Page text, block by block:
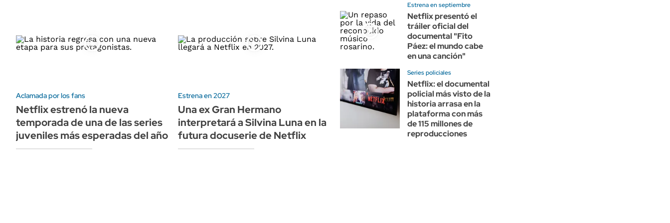
Aclamada por los fans
Netflix estrenó la nueva
temporada de una de las series
juveniles más esperadas del año
Estrena en 2027
Una ex Gran Hermano
interpretará a Silvina Luna en la
futura docuserie de Netflix
Estrena en septiembre
Netflix presentó el
tráiler oficial del
documental "Fito
Páez: el mundo cabe
en una canción"
Series policiales
Netflix: el documental
policial más visto de la
historia arrasa en la
plataforma con más
de 115 millones de
reproducciones